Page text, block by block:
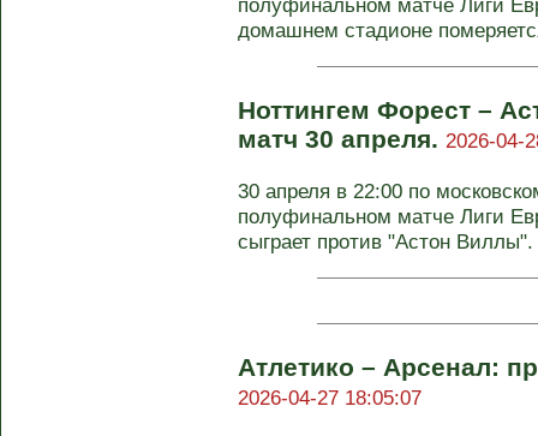
полуфинальном матче Лиги
домашнем стадионе
Ноттингем Форест –
матч 30 апреля. 2026-04-
30 апреля в 22:00 по
полуфинальном матче Лиги
сыграет против "Астон
Атлетико – Арсенал:
2026-04-27 18:05:07